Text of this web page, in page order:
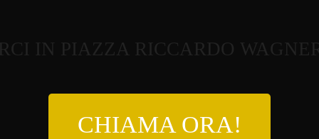
IN PIAZZA RICCARDO
CHIAMA ORA!